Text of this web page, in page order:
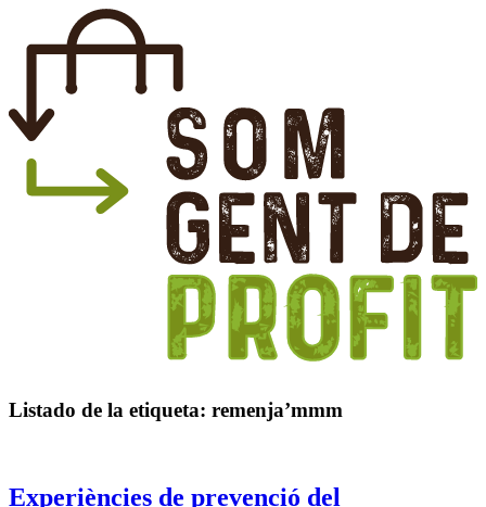
Listado de la etiqueta: remenja’mmm
Experiències de prevenció del